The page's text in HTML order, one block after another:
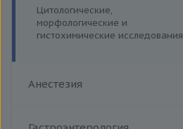
Лекарственный мониторинг
Комплексные исследования
Вирусные гепатиты
Здоровье ребенка
металлы (Кровь)
металлы (Моча)
Цитологические,
морфологические и
гистохимические исследования
Гистологические исследования
Иммуногистохимические и
Анестезия